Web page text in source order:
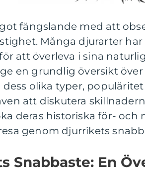
fängslande med att
Många djurarter
att överleva i sina
en grundlig översikt
dess olika typer,
att diskutera
deras historiska för- och
genom djurrikets
Snabbaste: En